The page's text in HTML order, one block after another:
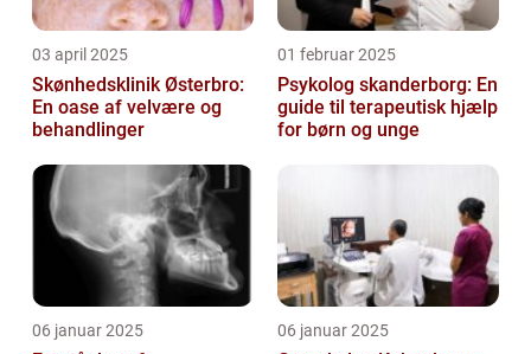
03 april 2025
Skønhedsklinik Østerbro:
En oase af velvære og
behandlinger
01 februar 2025
Psykolog skanderborg: En
guide til terapeutisk hjælp
for børn og unge
06 januar 2025 06 januar 2025